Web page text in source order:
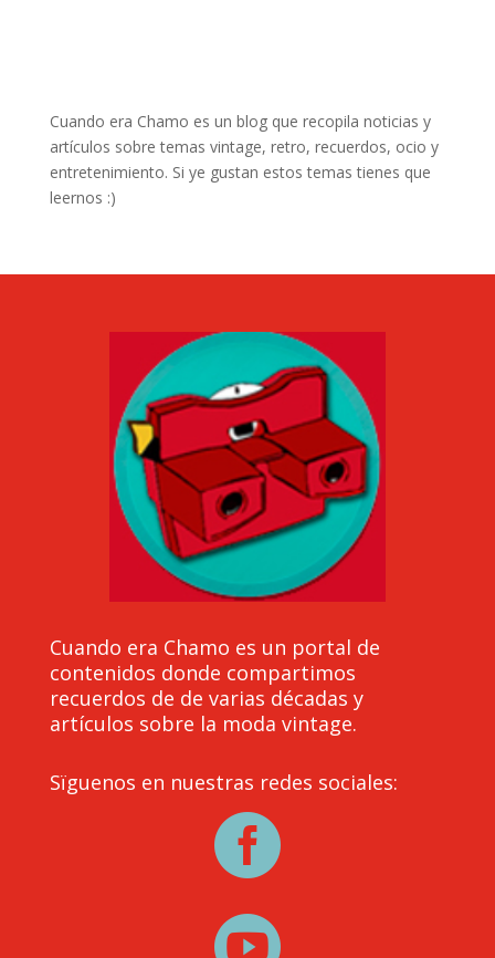
Cuando era Chamo es un blog que recopila noticias y
artículos sobre temas vintage, retro, recuerdos, ocio y
entretenimiento. Si ye gustan estos temas tienes que
leernos :)
Cuando era Chamo es un portal de
contenidos donde compartimos
recuerdos de de varias décadas y
artículos sobre la moda vintage.
Sïguenos en nuestras redes sociales:
